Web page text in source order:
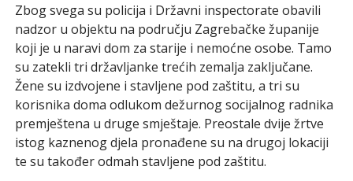
Zbog svega su policija i Državni inspectorate obavili
nadzor u objektu na području Zagrebačke županije
koji je u naravi dom za starije i nemoćne osobe. Tamo
su zatekli tri državljanke trećih zemalja zaključane.
Žene su izdvojene i stavljene pod zaštitu, a tri su
korisnika doma odlukom dežurnog socijalnog radnika
premještena u druge smještaje. Preostale dvije žrtve
istog kaznenog djela pronađene su na drugoj lokaciji
te su također odmah stavljene pod zaštitu.